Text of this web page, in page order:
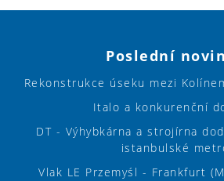
Poslední
Rekonstrukce úseku mezi
Italo a konkurenční
DT - Výhybkárna a strojírna
istanbulské
Vlak LE Przemyśl - Frankfurt